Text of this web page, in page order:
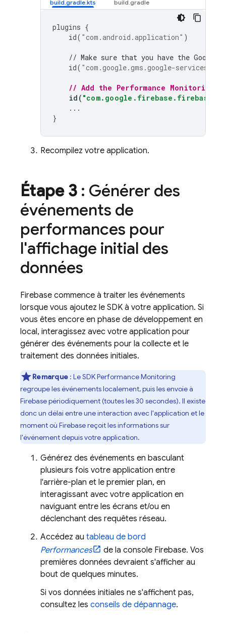
plugins {
id( "com.android.application" )
// Make sure that you have the Google
id( "com.google.gms.google-services"
// Add the Performance Monitoring
id ( "com.google.firebase.firebase-
...
}
Recompilez votre application.
Étape 3: Générer des
événements de
performances pour
l'affichage initial des
données
Firebase commence à traiter les événements
lorsque vous ajoutez le SDK à votre application. Si
vous êtes encore en phase de développement en
local, interagissez avec votre application pour
générer des événements pour la collecte et le
traitement des données initiales.
Remarque : Le SDKPerformance Monitoring
regroupe les événements localement, puis les envoie à
Firebase périodiquement (toutes les 30 secondes). Il existe
donc un délai entre une interaction avec l'application et le
moment où Firebase reçoit les informations sur
l'événement depuis votre application.
Générez des événements en basculant
plusieurs fois votre application entre
l'arrière-plan et le premier plan, en
interagissant avec votre application en
naviguant entre les écrans et/ou en
déclenchant des requêtes réseau.
Accédez au tableau de bord
Performances
de la console Firebase. Vos
premières données devraient s'afficher au
bout de quelques minutes.
Si vos données initiales ne s'affichent pas,
consultez les conseils de dépannage.